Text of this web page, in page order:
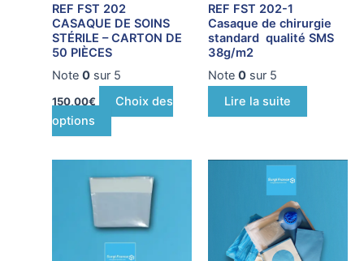
REF FST 202
CASAQUE DE SOINS
STÉRILE – CARTON DE
50 PIÈCES
Note 0sur 5
150,00€
Choix des
options
peuvent
être
choisies
sur
REF FST 202-1
Casaque de chirurgie
standard qualité SMS
38g/m2
Note 0sur 5
Lire la suite